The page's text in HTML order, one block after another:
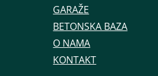
GARAŽE
BETONSKA BAZA
O NAMA
KONTAKT